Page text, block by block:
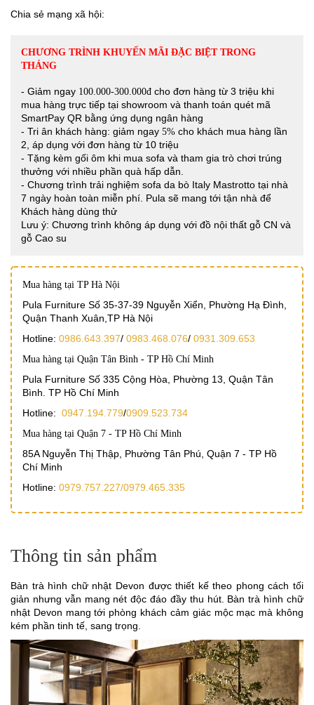
Chia sẻ mạng xã hội:
CHƯƠNG TRÌNH KHUYẾN MÃI ĐẶC BIỆT TRONG
THÁNG
- Giảm ngay 100.000-300.000đ cho đơn hàng từ 3 triệu khi
mua hàng trực tiếp tại showroom và thanh toán quét mã
SmartPay QR bằng ứng dụng ngân hàng
- Tri ân khách hàng: giảm ngay 5% cho khách mua hàng lần
2, áp dụng với đơn hàng từ 10 triệu
- Tặng kèm gối ôm khi mua sofa và tham gia trò chơi trúng
thưởng với nhiều phần quà hấp dẫn.
- Chương trình trải nghiệm sofa da bò Italy Mastrotto tại nhà
7 ngày hoàn toàn miễn phí. Pula sẽ mang tới tận nhà để
Khách hàng dùng thử
Lưu ý: Chương trình không áp dụng với đồ nội thất gỗ CN và
gỗ Cao su
Mua hàng tại TP Hà Nội
Pula Furniture Số 35-37-39 Nguyễn Xiển, Phường Hạ Đình,
Quận Thanh Xuân,TP Hà Nội
Hotline: 0986.643.397/ 0983.468.076/ 0931.309.653
Mua hàng tại Quận Tân Bình - TP Hồ Chí Minh
Pula Furniture Số 335 Cộng Hòa, Phường 13, Quận Tân
Bình. TP Hồ Chí Minh
Hotline: 0947.194.779/0909.523.734
Mua hàng tại Quận 7 - TP Hồ Chí Minh
85A Nguyễn Thị Thập, Phường Tân Phú, Quận 7 - TP Hồ
Chí Minh
Hotline: 0979.757.227/0979.465.335
Thông tin sản phẩm
Bàn trà hình chữ nhật Devon được thiết kế theo phong cách tối
giản nhưng vẫn mang nét độc đáo đầy thu hút. Bàn trà hình chữ
nhật Devon mang tới phòng khách cảm giác mộc mạc mà không
kém phần tinh tế, sang trọng.